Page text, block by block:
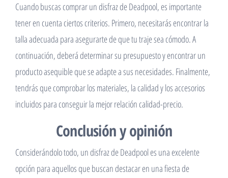
Cuando buscas comprar un disfraz de Deadpool, es importante
tener en cuenta ciertos criterios. Primero, necesitarás encontrar la
talla adecuada para asegurarte de que tu traje sea cómodo. A
continuación, deberá determinar su presupuesto y encontrar un
producto asequible que se adapte a sus necesidades. Finalmente,
tendrás que comprobar los materiales, la calidad y los accesorios
incluidos para conseguir la mejor relación calidad-precio.
Conclusión y opinión
Considerándolo todo, un disfraz de Deadpool es una excelente
opción para aquellos que buscan destacar en una fiesta de